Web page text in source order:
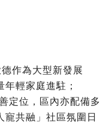
作為大型新發展
輕家庭進駐；
定位，區內亦配備多
寵共融」社區氛圍日